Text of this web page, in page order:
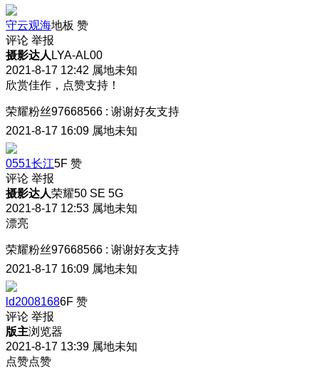
守云观海地板 赞
评论 举报
摄影达人 LYA-AL00
2021-8-17 12:42 属地未知
欣赏佳作，点赞支持！
荣耀粉丝97668566 : 谢谢好友支持
2021-8-17 16:09 属地未知
0551长江5F 赞
评论 举报
摄影达人荣耀50 SE 5G
2021-8-17 12:53 属地未知
漂亮
荣耀粉丝97668566 : 谢谢好友支持
2021-8-17 16:09 属地未知
ld20081686F 赞
评论 举报
版主浏览器
2021-8-17 13:39 属地未知
点赞点赞